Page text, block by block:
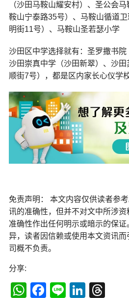
（沙田马鞍山耀安村）、圣公会
鞍山宁泰路35号）、马鞍山循道
明街11号）、马鞍山圣若瑟小学
沙田区中学选择就有：圣罗撒书院
沙田崇真中学（沙田新翠）、沙
顺街7号），都是区内家长心仪学校
免责声明： 本文内容仅供读者参
讯的准确性，但并不对文中所涉
准确性作出任何明示或暗示的保
异，读者因信赖或使用本文资讯
司概不负责。
分享:
WhatsApp
Facebook
Line